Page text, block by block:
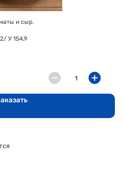
и сыр.
У 154,9